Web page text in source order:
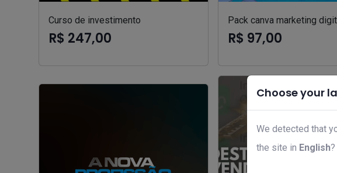
Choose your
We detected that
the site in English?
Curso de investimento
R$ 247,00
Pack canva marketing
R$ 97,00